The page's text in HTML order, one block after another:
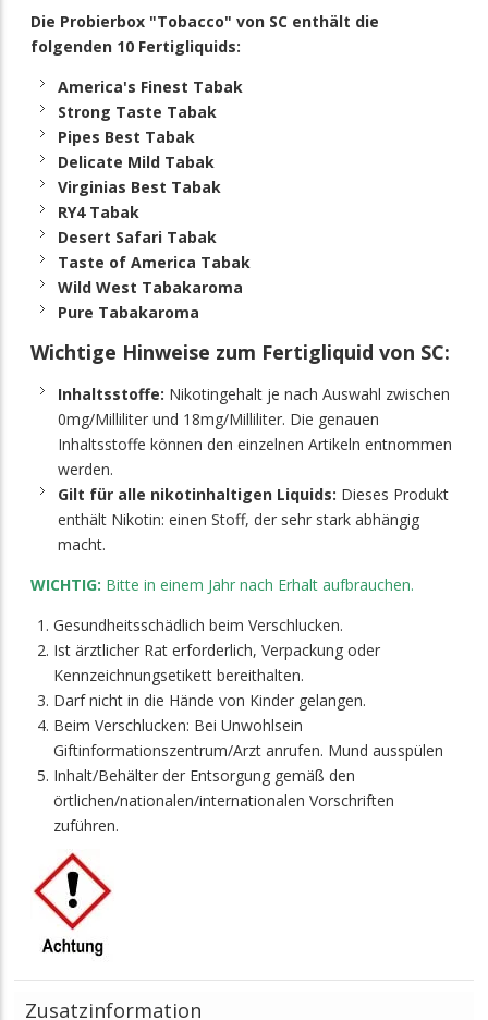
Die Probierbox "Tobacco" von SC enthält die
folgenden 10 Fertigliquids:
America's Finest Tabak
Strong Taste Tabak
Pipes Best Tabak
Delicate Mild Tabak
Virginias Best Tabak
RY4 Tabak
Desert Safari Tabak
Taste of America Tabak
Wild West Tabakaroma
Pure Tabakaroma
Wichtige Hinweise zum Fertigliquid von SC:
Inhaltsstoffe: Nikotingehalt je nach Auswahl zwischen
0mg/Milliliter und 18mg/Milliliter. Die genauen
Inhaltsstoffe können den einzelnen Artikeln entnommen
werden.
Gilt für alle nikotinhaltigen Liquids: Dieses Produkt
enthält Nikotin: einen Stoff, der sehr stark abhängig
macht.
WICHTIG: Bitte in einem Jahr nach Erhalt aufbrauchen.
Gesundheitsschädlich beim Verschlucken.
Ist ärztlicher Rat erforderlich, Verpackung oder
Kennzeichnungsetikett bereithalten.
Darf nicht in die Hände von Kinder gelangen.
Beim Verschlucken: Bei Unwohlsein
Giftinformationszentrum/Arzt anrufen. Mund ausspülen
Inhalt/Behälter der Entsorgung gemäß den
örtlichen/nationalen/internationalen Vorschriften
zuführen.
Zusatzinformation